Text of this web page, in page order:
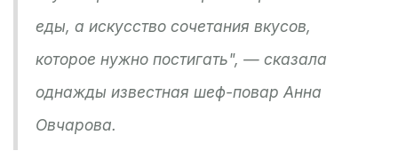
еды, а искусство сочетания вкусов,
которое нужно постигать", — сказала
однажды известная шеф-повар Анна
Овчарова.